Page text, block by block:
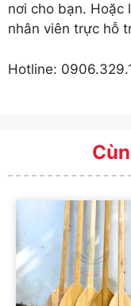
nơi cho bạn. Hoặc
nhân viên trực hỗ
Hotline: